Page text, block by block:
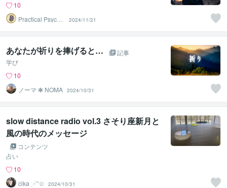
10
Practical Psycho
2024/11/21
あなたが祈りを捧げると…
記事
学び
10
ノーマ ❃ NOMA 2024/10/31
slow distance radio vol.3 さそり座新月と
風の時代のメッセージ
コンテンツ
占い
10
cika ⋰˚✩
2024/10/31